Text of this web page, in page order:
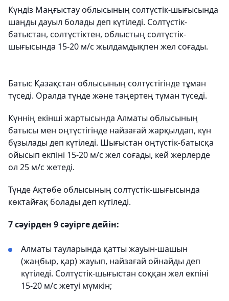
Күндіз Маңғыстау облысының солтүстік-шығысында
шаңды дауыл болады деп күтіледі. Солтүстік-
батыстан, солтүстіктен, облыстың солтүстік-
шығысында 15-20 м/с жылдамдықпен жел соғады.
Батыс Қазақстан облысының солтүстігінде тұман
түседі. Оралда түнде және таңертең тұман түседі.
Күннің екінші жартысында Алматы облысының
батысы мен оңтүстігінде найзағай жарқылдап, күн
бұзылады деп күтіледі. Шығыстан оңтүстік-батысқа
ойысып екпіні 15-20 м/с жел соғады, кей жерлерде
ол 25 м/с жетеді.
Түнде Ақтөбе облысының солтүстік-шығысында
көктайғақ болады деп күтіледі.
7 сәуірден 9 сәуірге дейін:
Алматы тауларында қатты жауын-шашын
(жаңбыр, қар) жауып, найзағай ойнайды деп
күтіледі. Солтүстік-шығыстан соққан жел екпіні
15-20 м/с жетуі мүмкін;